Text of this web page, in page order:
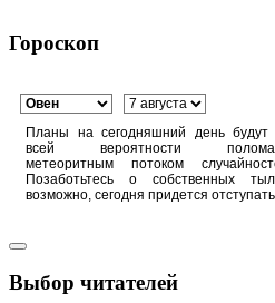
Гороскоп
Планы на сегодняшний день будут
всей вероятности
метеоритным потоком
Позаботьтесь о собственных
возможно, сегодня придется отступать.
Выбор читателей